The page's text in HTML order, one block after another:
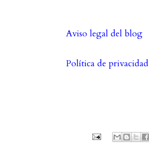
Aviso legal del blog
Política de privacidad